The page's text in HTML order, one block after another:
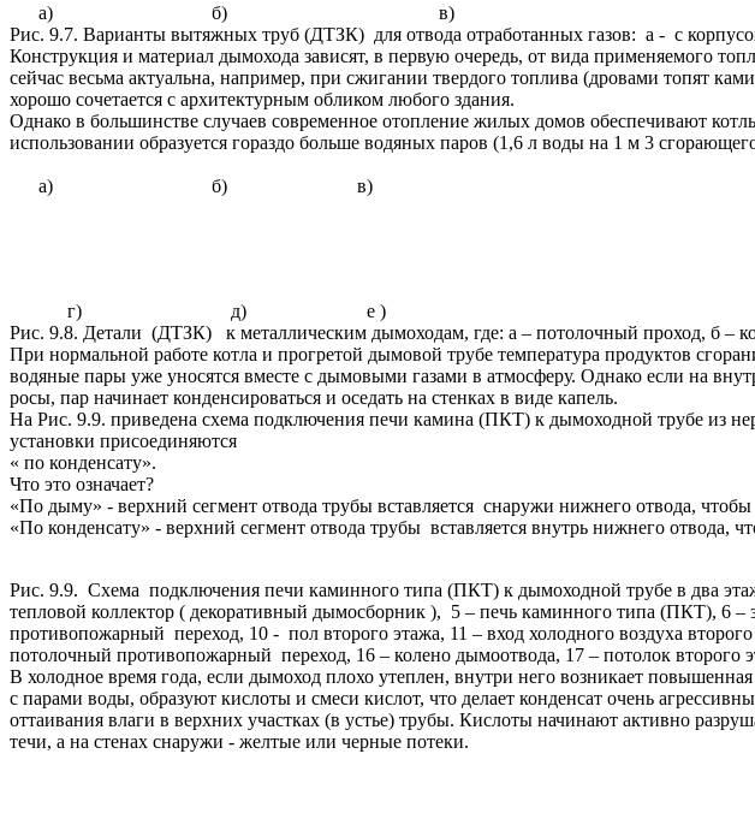
а) б) в)
Рис. 9.7. Варианты вытяжных труб (ДТЗК) для отвода отработанных газов: а - с
Конструкция и материал дымохода зависят, в первую очередь, от вида применяемого
сейчас весьма актуальна, например, при сжигании твердого топлива (дровами топят
хорошо сочетается с архитектурным обликом любого здания.
Однако в большинстве случаев современное отопление жилых домов обеспечивают
использовании образуется гораздо больше водяных паров (1,6 л воды на 1 м 3
а) б) в)
г) д) е )
Рис. 9.8. Детали (ДТЗК) к металлическим дымоходам, где: а – потолочный проход, б –
При нормальной работе котла и прогретой дымовой трубе температура продуктов
водяные пары уже уносятся вместе с дымовыми газами в атмосферу. Однако если на
росы, пар начинает конденсироваться и оседать на стенках в виде капель.
На Рис. 9.9. приведена схема подключения печи камина (ПКТ) к дымоходной трубе из
установки присоединяются
« по конденсату».
Что это означает?
«По дыму» - верхний сегмент отвода трубы вставляется снаружи нижнего отвода,
«По конденсату» - верхний сегмент отвода трубы вставляется внутрь нижнего отвода,
Рис. 9.9. Схема подключения печи каминного типа (ПКТ) к дымоходной трубе в два
тепловой коллектор ( декоративный дымосборник ), 5 – печь каминного типа (ПКТ), 6 –
противопожарный переход, 10 - пол второго этажа, 11 – вход холодного воздуха
потолочный противопожарный переход, 16 – колено дымоотвода, 17 – потолок второго
В холодное время года, если дымоход плохо утеплен, внутри него возникает
с парами воды, образуют кислоты и смеси кислот, что делает конденсат очень
оттаивания влаги в верхних участках (в устье) трубы. Кислоты начинают активно
течи, а на стенах снаружи - желтые или черные потеки.